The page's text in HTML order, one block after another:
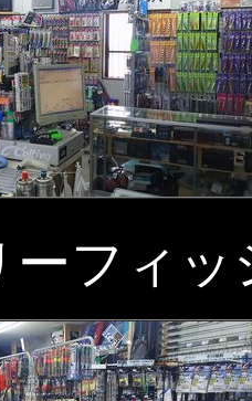
ーフィッ